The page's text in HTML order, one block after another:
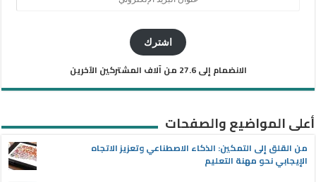
اشترك
الانضمام إلى 27.6 من آلاف المشتركين الآخرين
أعلى المواضيع والصفحات
من القلق إلى التمكين: الذكاء الاصطناعي وتعزيز الاتجاه
الإيجابي نحو مهنة التعليم